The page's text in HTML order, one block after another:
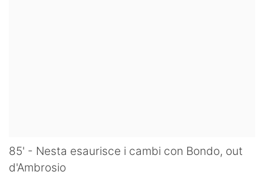
85' - Nesta esaurisce i cambi con Bondo, out
d'Ambrosio